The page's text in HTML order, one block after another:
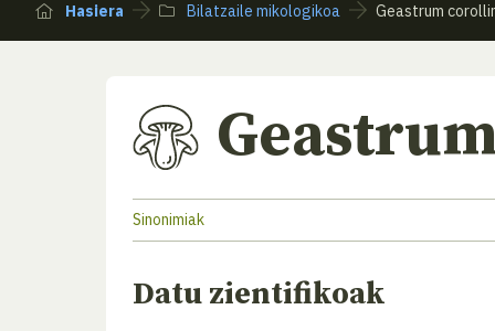
Hasiera Bilatzaile mikologikoa Geastrum
Sinonimiak
Datu zientifikoak